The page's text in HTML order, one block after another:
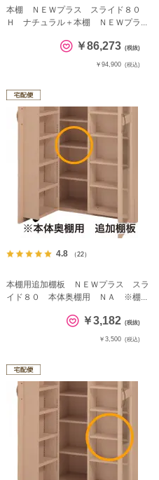
本棚 ＮＥＷプラス スライド８０
Ｈ ナチュラル＋本棚 ＮＥＷプラ...
￥86,273 (税抜)
￥94,900 (税込)
4.8 （22）
本棚用追加棚板 ＮＥＷプラス スラ
イド８０ 本体奥棚用 ＮＡ ※棚...
￥3,182 (税抜)
￥3,500 (税込)